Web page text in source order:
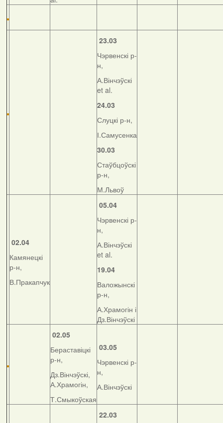
23.03
Чэрвенскі р-
н,
А.Вінчэўскі
et al.
24.03
Слуцкі р-н,
І.Самусенка
30.03
Стаўбцоўскі
р-н,
М.Львоў
02.04
Камянецкі
р-н,
В.Пракапчук
05.04
Чэрвенскі р-
н,
А.Вінчэўскі
et al.
19.04
Валожынскі
р-н,
А.Храмогін і
Дз.Вінчэўскі
02.05
Бераставіцкі
р-н,
Дз.Вінчэўскі,
А.Храмогін,
Т.Смыкоўская
03.05
Чэрвенскі р-
н,
А.Вінчэўскі
22.03